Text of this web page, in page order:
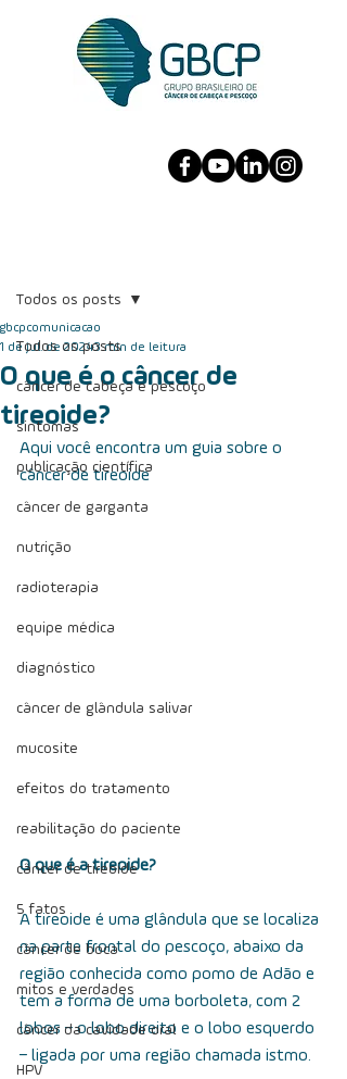
Todos os posts
câncer de cabeça e pescoço
sintomas
publicação científica
câncer de garganta
nutrição
radioterapia
equipe médica
diagnóstico
câncer de glândula salivar
mucosite
efeitos do tratamento
reabilitação do paciente
câncer de tireoide
5 fatos
câncer de boca
mitos e verdades
câncer da cavidade oral
HPV
Todos os posts
O que é o câncer de
tireoide?
gbcpcomunicacao
1 de jul. de 20243 min de leitura
Aqui você encontra um guia sobre o
câncer de tireoide
O que é a tireoide?
A tireoide é uma glândula que se localiza
na parte frontal do pescoço, abaixo da
região conhecida como pomo de Adão e
tem a forma de uma borboleta, com 2
lobos – o lobo direito e o lobo esquerdo
– ligada por uma região chamada istmo.